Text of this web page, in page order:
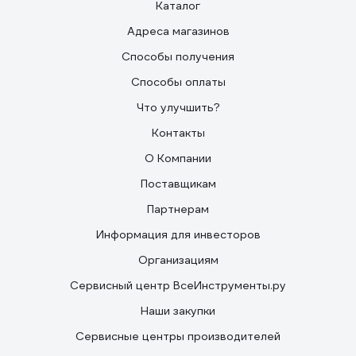
Каталог
Адреса магазинов
Способы получения
Способы оплаты
Что улучшить?
Контакты
О Компании
Поставщикам
Партнерам
Информация для инвесторов
Организациям
Сервисный центр ВсеИнструменты.ру
Наши закупки
Сервисные центры производителей